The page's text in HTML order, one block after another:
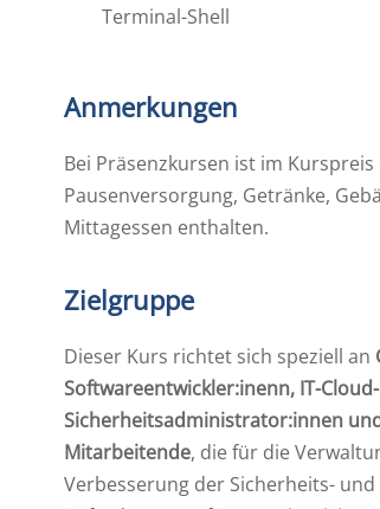
Terminal-Shell
Anmerkungen
Bei Präsenzkursen ist im Kurspreis
Pausenversorgung, Getränke,
Mittagessen enthalten.
Zielgruppe
Dieser Kurs richtet sich speziell an
Softwareentwickler:inenn, IT-
Sicherheitsadministrator:innen
Mitarbeitende, die für die
Verbesserung der Sicherheits-